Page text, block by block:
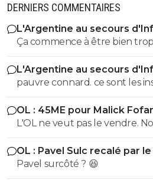
DERNIERS COMMENTAIRES
L'Argentine au secours
Ça commence à être bien
L'Argentine au secours
pauvre connard. ce sont les instances qui militent pour lui.
alors evite de m insulter
https://www.foot01.com/foot-
khelaifi-pour-virer-infantino-de-la-fifa. sinon
Octobre 2017 : accusation
TV des Coupes du monde
2019 : accusation de
OL : 45ME pour Malick
L'OL ne veut pas le vendre.
OL : Pavel Sulc recalé par
Pavel surcôté ? 😆